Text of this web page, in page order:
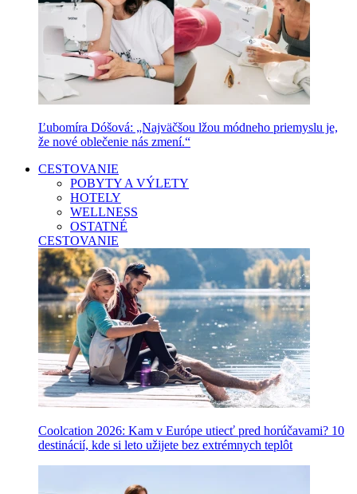
Ľubomíra Dóšová: „Najväčšou lžou módneho priemyslu je,
že nové oblečenie nás zmení.“
CESTOVANIE
POBYTY A VÝLETY
HOTELY
WELLNESS
OSTATNÉ
CESTOVANIE
Coolcation 2026: Kam v Európe utiecť pred horúčavami? 10
destinácií, kde si leto užijete bez extrémnych teplôt